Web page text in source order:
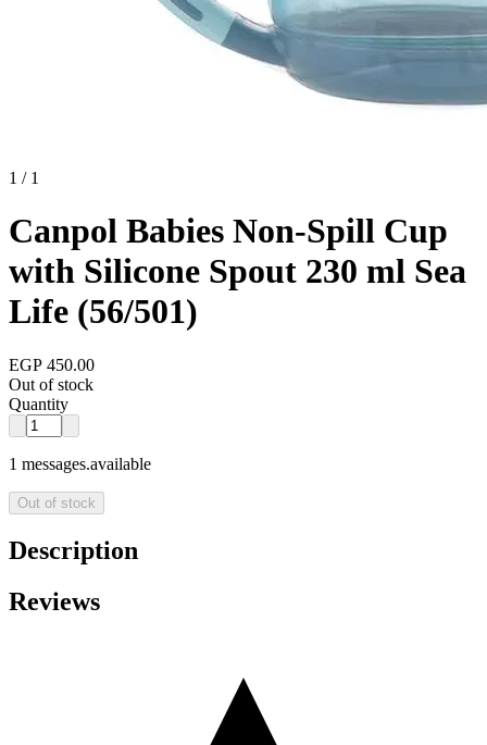
1 / 1
Canpol Babies Non-Spill Cup
with Silicone Spout 230 ml Sea
Life (56/501)
EGP 450.00
Out of stock
Quantity
1 messages.available
Out of stock
Description
Reviews